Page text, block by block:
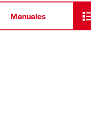
Manuales